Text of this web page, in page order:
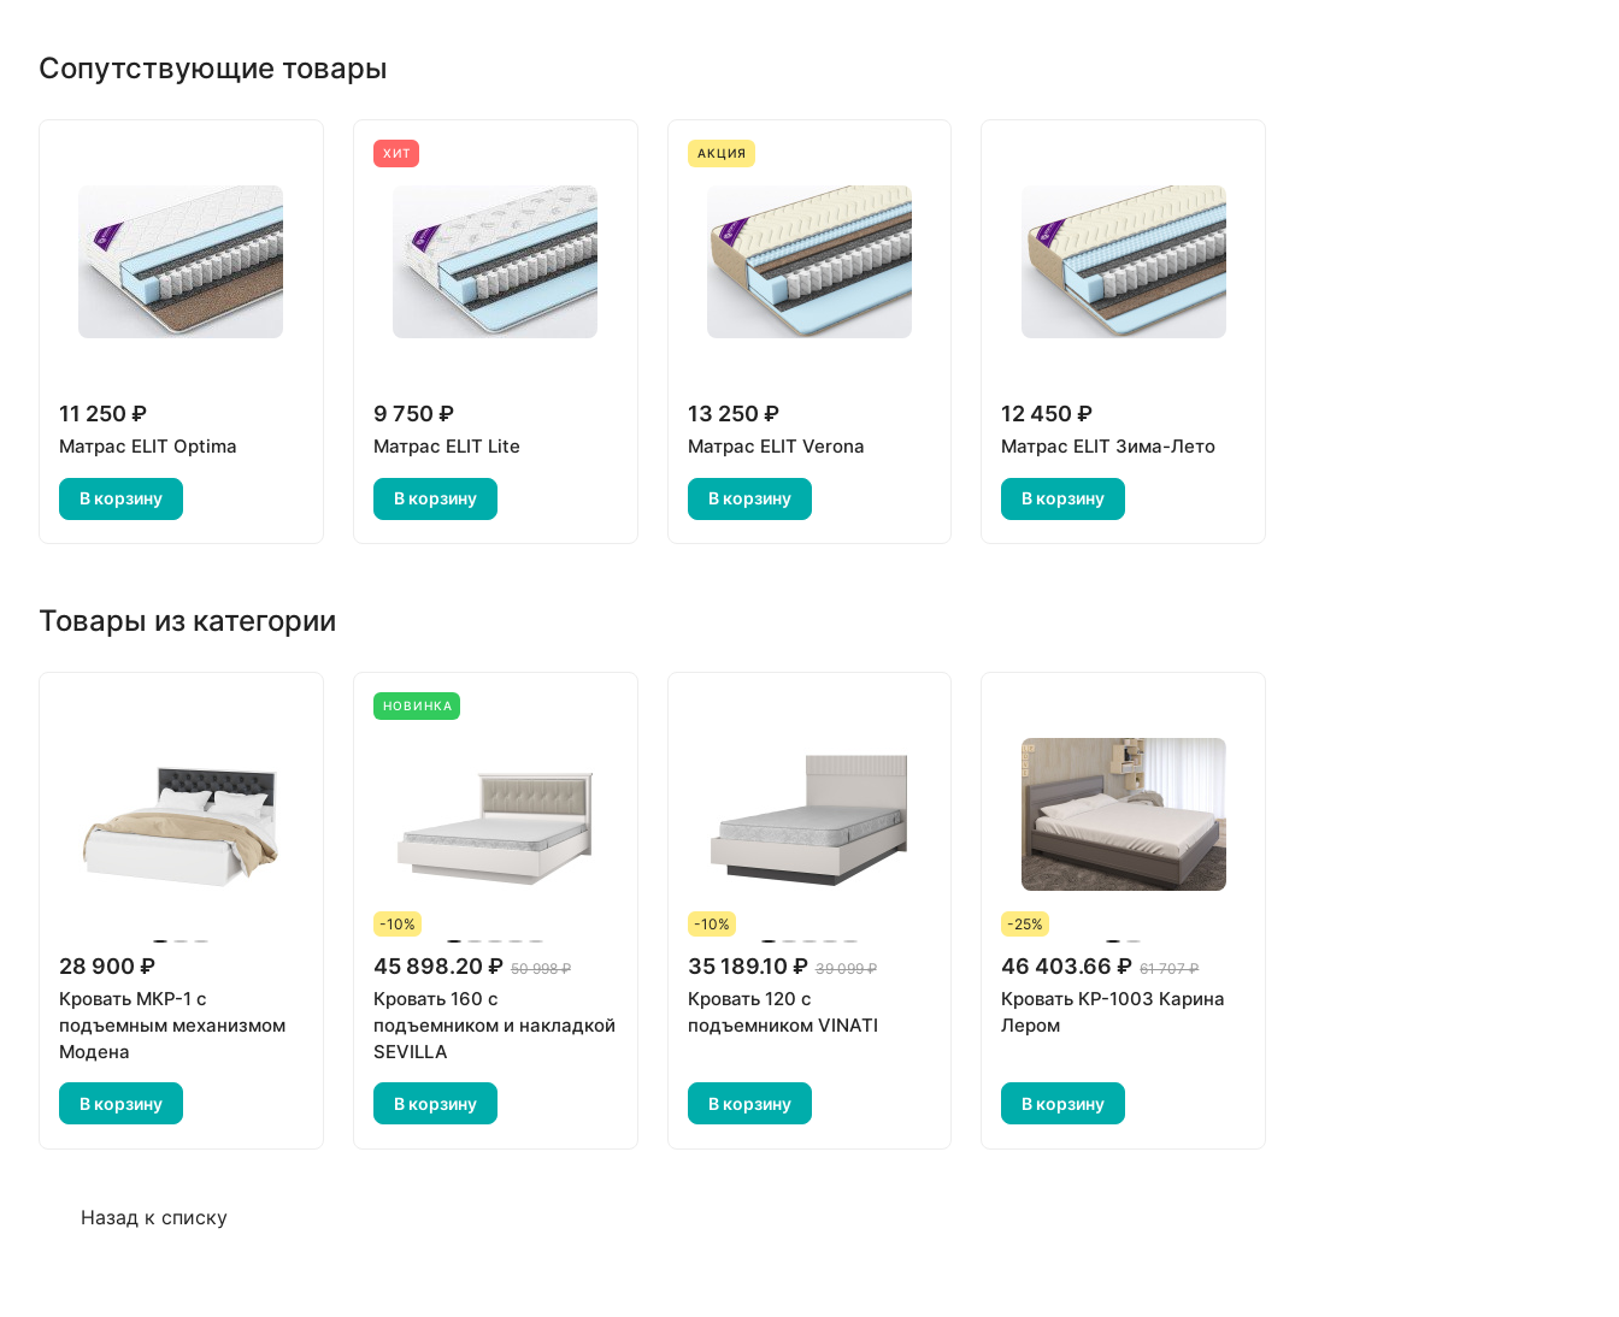
Сопутствующие товары
11 250 ₽
Матрас ELIT Optima
В корзину
ХИТ
9 750 ₽
Матрас ELIT Lite
В корзину
АКЦИЯ
13 250 ₽
Матрас ELIT Verona
В корзину
12 450 ₽
Матрас ELIT Зима-Лето
В корзину
Товары из категории
28 900 ₽
Кровать МКР-1 с
подъемным механизмом
Модена
В корзину
НОВИНКА
-10%
45 898.20 ₽ 50 998 ₽
Кровать 160 с
подъемником и накладкой
SEVILLA
В корзину
-10%
35 189.10 ₽ 39 099 ₽
Кровать 120 с
подъемником VINATI
В корзину
-25%
46 403.66 ₽ 61 707 ₽
Кровать КР-1003 Карина
Лером
В корзину
Назад к списку